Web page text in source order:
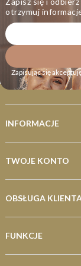
Napoje
Wody smakowe
otrzymuj
Zapisując się
INFORMACJE
TWOJE KONTO
OBSŁUGA
FUNKCJE